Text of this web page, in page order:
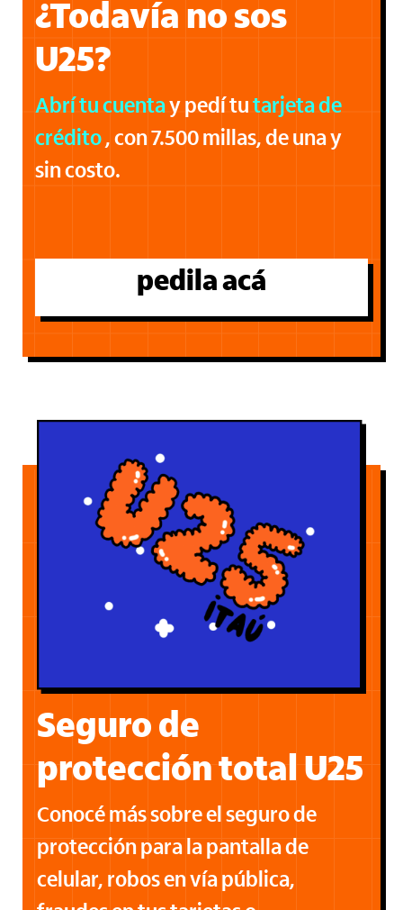
¿Todavía no sos
U25?
Abrí tu cuentay pedí tu tarjeta de
crédito, con 7.500 millas, de una y
sin costo.
pedila acá
Seguro de
proteccióntotal U25
Conocé más sobre el seguro de
protección para la pantalla de
celular, robos en vía pública,